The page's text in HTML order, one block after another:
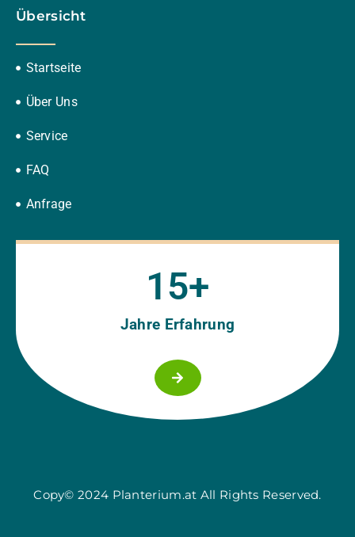
Übersicht
Startseite
Über Uns
Service
FAQ
Anfrage
Jahre Erfahrung
15+
Copy© 2024 Planterium.at All Rights Reserved.